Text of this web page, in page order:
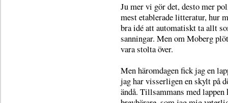
Ju mer vi gör det, desto mer
mest etablerade litteratur, hur
bra idé att automatiskt ta allt
sanningar. Men om Moberg
vara stolta över.
Men häromdagen fick jag en
jag har visserligen en skylt på
ändå. Tillsammans med